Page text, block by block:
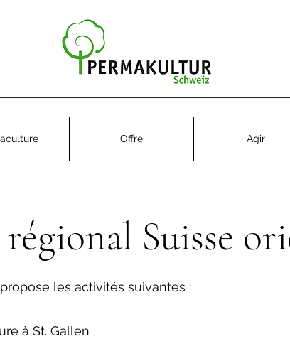
Offre Agir
Suisse
les activités suivantes :
à St. Gallen